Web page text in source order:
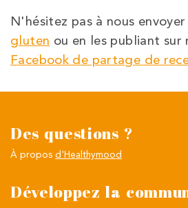
N'hésitez pas à nous
gluten ou en les publiant sur
Facebook de partage de
Des questions ?
À propos d'Healthymood
Développez la